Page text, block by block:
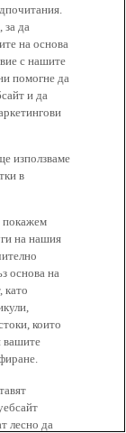
за да
на основа
с нашите
помогне да
и да
използваме
в
покажем
на нашия
основа на
като
които
вашите
лесно да